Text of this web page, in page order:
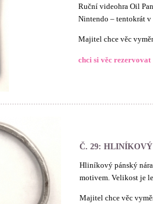
Ruční videohra Oil
Nintendo – tentokrát
Majitel chce věc
chci si věc rezervovat
Č. 29:
Hliníkový pánský
motivem. Velikost je
Majitel chce věc